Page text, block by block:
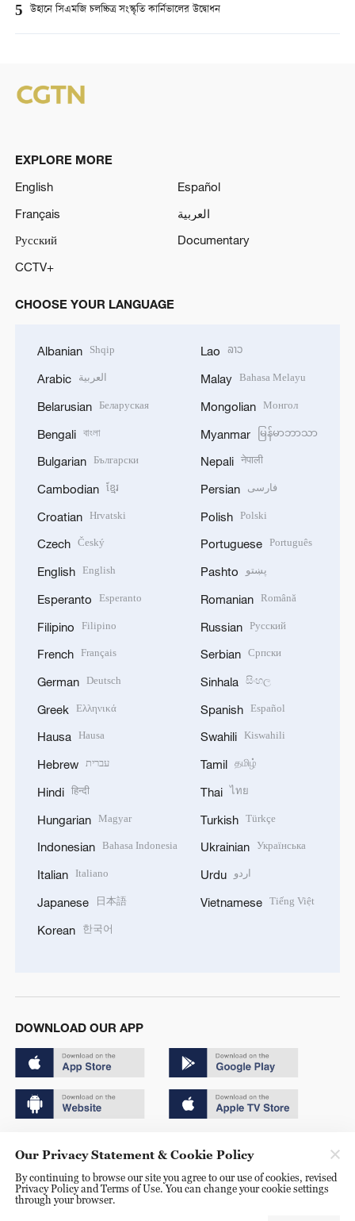
5 উহানে সিএমজি চলচ্চিত্র সংস্কৃতি কার্নিভালের উদ্বোধন
EXPLORE MORE
English
Español
Français
العربية
Русский
Documentary
CCTV+
CHOOSE YOUR LANGUAGE
Albanian Shqip
Arabic العربية
Belarusian Беларуская
Bengali বাংলা
Bulgarian Български
Cambodian ខ្មែរ
Croatian Hrvatski
Czech Český
English English
Esperanto Esperanto
Filipino Filipino
French Français
German Deutsch
Greek Ελληνικά
Hausa Hausa
Hebrew עברית
Hindi हिन्दी
Hungarian Magyar
Indonesian Bahasa Indonesia
Italian Italiano
Japanese 日本語
Korean 한국어
Lao ລາວ
Malay Bahasa Melayu
Mongolian Монгол
Myanmar မြန်မာဘာသာ
Nepali नेपाली
Persian فارسی
Polish Polski
Portuguese Português
Pashto پښتو
Romanian Română
Russian Русский
Serbian Српски
Sinhala සිංහල
Spanish Español
Swahili Kiswahili
Tamil தமிழ்
Thai ไทย
Turkish Türkçe
Ukrainian Українська
Urdu اردو
Vietnamese Tiếng Việt
DOWNLOAD OUR APP
京ICP备20000184号
京公网安备 11010502050052号
Our Privacy Statement & Cookie Policy
By continuing to browse our site you agree to our use of cookies, revised
Privacy Policy and Terms of Use. You can change your cookie settings
through your browser.